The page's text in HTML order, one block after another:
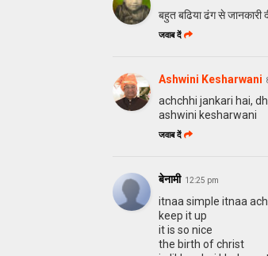
बहुत बढिया ढंग से जानकारी
जवाब दें
Ashwini Kesharwani
achchhi jankari hai,
ashwini kesharwani
जवाब दें
बेनामी 12:25 pm
itnaa simple itnaa
keep it up
it is so nice
the birth of christ